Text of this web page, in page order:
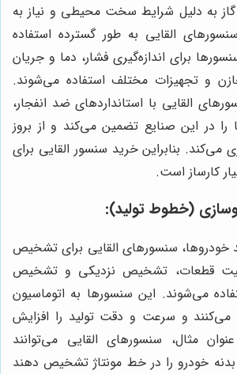
به دلیل شرایط سخت محیطی و نیاز به
القایی به طور گسترده استفاده
برای اندازه‌گیری فشار، دما و جریان
و تجهیزات مختلف استفاده می‌شوند.
القایی با استاندارد‌های ضد انفجار،
را در این صنایع تضمین می‌کند و از بروز
می‌کند. بنابراین خرید سنسور القایی برای
کارساز است.
(خطوط تولید):
خودروها، سنسورهای القایی برای تشخیص
قطعات، تشخیص نزدیکی و تشخیص
می‌شوند. این سنسورها به اتوماسیون
می‌کنند و سرعت و دقت تولید را افزایش
مثال، سنسورهای القایی می‌توانند
خودرو را در خط مونتاژ تشخیص دهند